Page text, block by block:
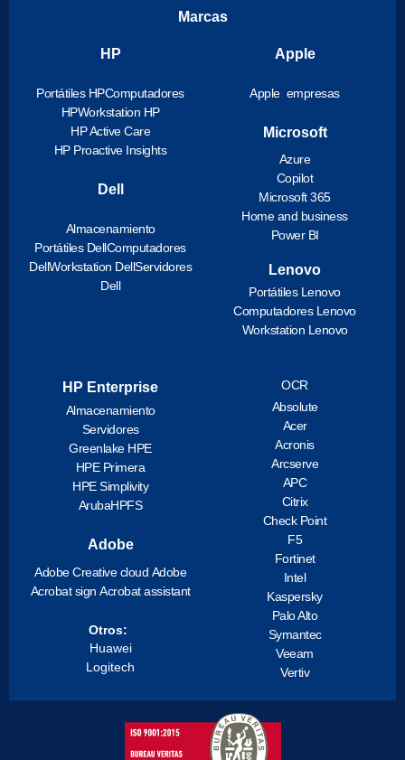
Marcas
HP
Portátiles HPComputadores
HPWorkstation HP
HP Active Care
HP Proactive Insights
Dell
Almacenamiento
Portátiles DellComputadores
DellWorkstation DellServidores
Dell
Apple
Apple empresas
Microsoft
Azure
Copilot
Microsoft 365
Home and business
Power BI
Lenovo
Portátiles Lenovo
Computadores Lenovo
Workstation Lenovo
HP Enterprise
Almacenamiento
Servidores
Greenlake HPE
HPE Primera
HPE Simplivity
ArubaHPFS
Adobe
Adobe Creative cloud Adobe
Acrobat sign Acrobat assistant
Otros:
Huawei
Logitech
OCR
Absolute
Acer
Acronis
Arcserve
APC
Citrix
Check Point
F5
Fortinet
Intel
Kaspersky
Palo Alto
Symantec
Veeam
Vertiv